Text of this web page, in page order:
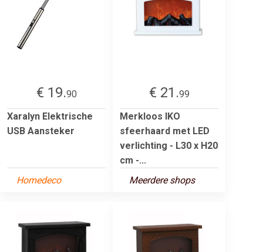
€ 19.90
Xaralyn Elektrische
USB Aansteker
Homedeco
€ 21.99
Merkloos IKO
sfeerhaard met LED
verlichting - L30 x H20
cm -...
Meerdere shops